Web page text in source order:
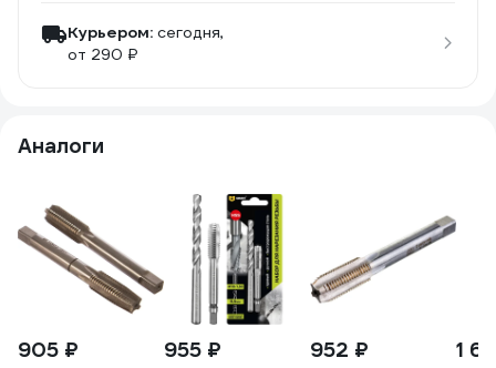
Курьером: сегодня,
от 290 ₽
Аналоги
905 ₽ 955 ₽ 952 ₽ 1